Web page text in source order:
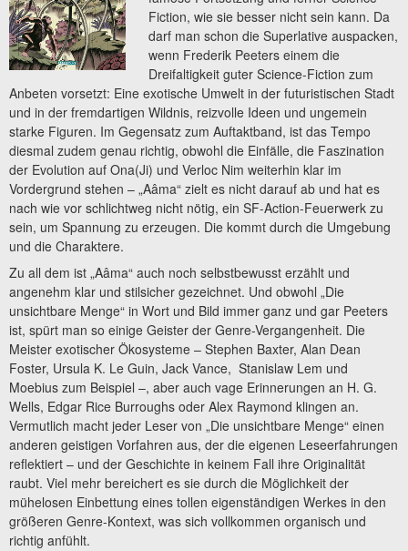
Fiction, wie sie besser nicht sein kann. Da
darf man schon die Superlative auspacken,
wenn Frederik Peeters einem die
Dreifaltigkeit guter Science-Fiction zum
Anbeten vorsetzt: Eine exotische Umwelt in der futuristischen Stadt
und in der fremdartigen Wildnis, reizvolle Ideen und ungemein
starke Figuren. Im Gegensatz zum Auftaktband, ist das Tempo
diesmal zudem genau richtig, obwohl die Einfälle, die Faszination
der Evolution auf Ona(Ji) und Verloc Nim weiterhin klar im
Vordergrund stehen – „Aâma“ zielt es nicht darauf ab und hat es
nach wie vor schlichtweg nicht nötig, ein SF-Action-Feuerwerk zu
sein, um Spannung zu erzeugen. Die kommt durch die Umgebung
und die Charaktere.
Zu all dem ist „Aâma“ auch noch selbstbewusst erzählt und
angenehm klar und stilsicher gezeichnet. Und obwohl „Die
unsichtbare Menge“ in Wort und Bild immer ganz und gar Peeters
ist, spürt man so einige Geister der Genre-Vergangenheit. Die
Meister exotischer Ökosysteme – Stephen Baxter, Alan Dean
Foster, Ursula K. Le Guin, Jack Vance, Stanislaw Lem und
Moebius zum Beispiel –, aber auch vage Erinnerungen an H. G.
Wells, Edgar Rice Burroughs oder Alex Raymond klingen an.
Vermutlich macht jeder Leser von „Die unsichtbare Menge“ einen
anderen geistigen Vorfahren aus, der die eigenen Leseerfahrungen
reflektiert – und der Geschichte in keinem Fall ihre Originalität
raubt. Viel mehr bereichert es sie durch die Möglichkeit der
mühelosen Einbettung eines tollen eigenständigen Werkes in den
größeren Genre-Kontext, was sich vollkommen organisch und
richtig anfühlt.